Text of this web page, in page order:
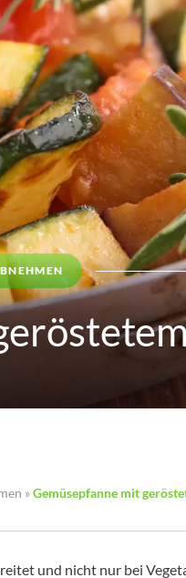
»Gemüsepfanne mit
und nicht nur bei